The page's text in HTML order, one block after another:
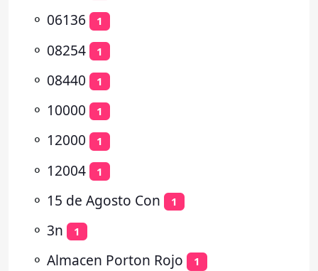
⚬ 06136 1
⚬ 08254 1
⚬ 08440 1
⚬ 10000 1
⚬ 12000 1
⚬ 12004 1
⚬ 15 de Agosto Con 1
⚬ 3n 1
⚬ Almacen Porton Rojo 1